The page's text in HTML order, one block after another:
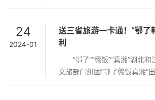
送三省旅游一卡通！“鄂了
利
“鄂了”“赣饭”“真湘”湖北和
文旅部门组团“鄂了赣饭真湘
24
2024-01